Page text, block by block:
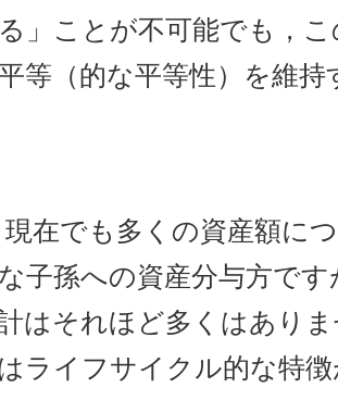
」ことが不可能でも，
等（的な平等性）を維
在でも多くの資産額に
子孫への資産分与方で
はそれほど多くはあり
ライフサイクル的な特